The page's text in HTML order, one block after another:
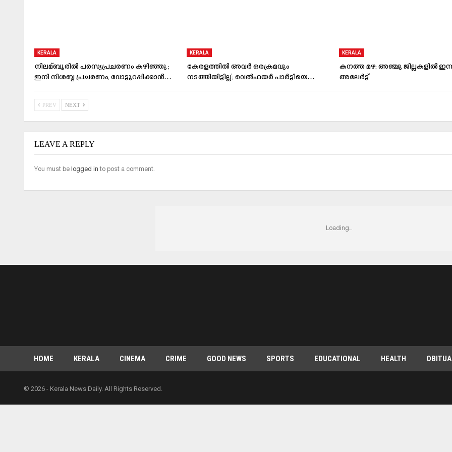
KERALA
നിലമ്ബൂരില്‍ പരസ്യപ്രചരണം കഴിഞ്ഞു ;
ഇനി നിശബ്ദ പ്രചരണം, വോട്ടുറപ്പിക്കാന്‍…
KERALA
കേരളത്തില്‍ അവര്‍ ഒരക്രമവും
നടത്തിയിട്ടില്ല’; വെല്‍ഫയര്‍ പാര്‍ട്ടിയെ…
KERALA
കനത്ത മഴ; അഞ്ചു ജില്ലകളില്‍
അലേര്‍ട്ട്‌
PREV NEXT
LEAVE A REPLY
You must be logged in to post a comment.
Loading...
HOME KERALA CINEMA CRIME GOOD NEWS SPORTS EDUCATIONAL HEALTH
© 2026 - Kerala News Daily. All Rights Reserved.